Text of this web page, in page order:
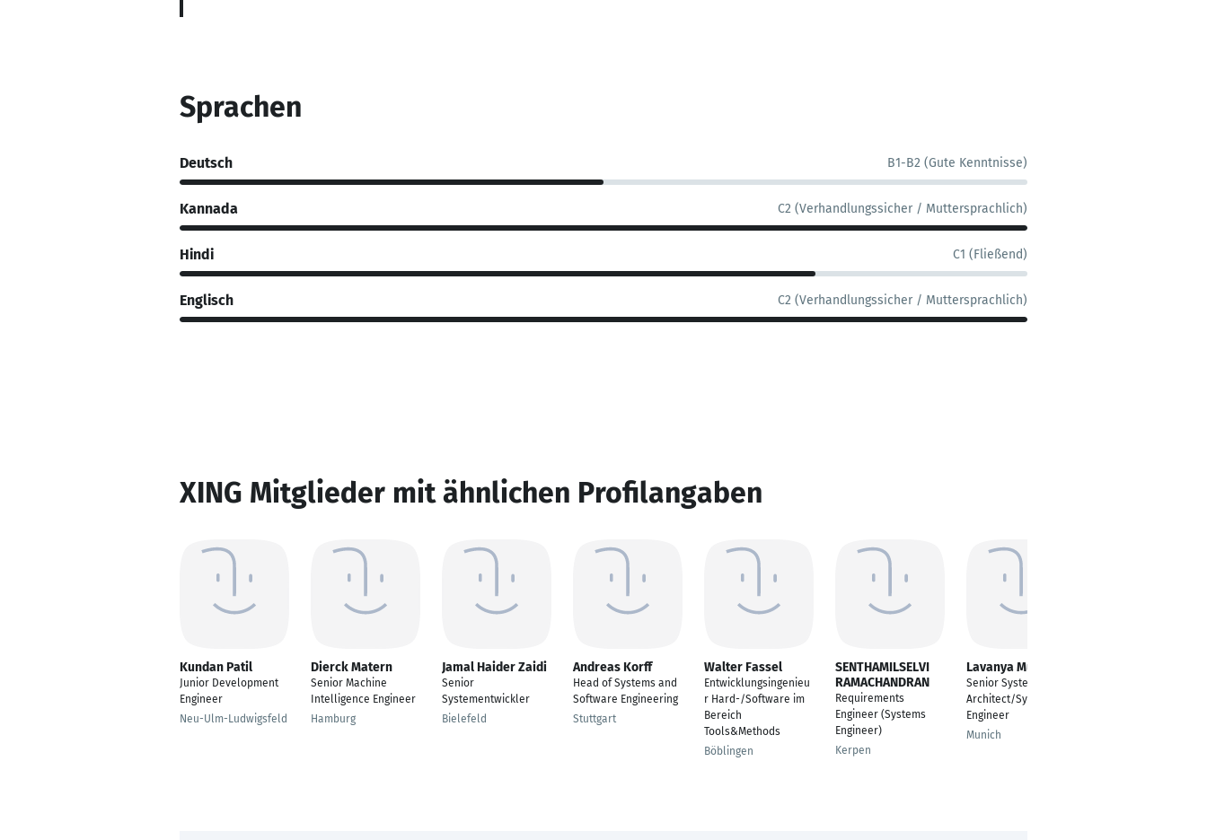
Sprachen
Deutsch B1-B2 (Gute Kenntnisse)
Kannada C2 (Verhandlungssicher / Muttersprachlich)
Hindi C1 (Fließend)
Englisch C2 (Verhandlungssicher / Muttersprachlich)
XING Mitglieder mit ähnlichen Profilangaben
Kundan Patil
Junior Development
Engineer
Neu-Ulm-Ludwigsfeld
Dierck Matern
Senior Machine
Intelligence Engineer
Hamburg
Jamal Haider Zaidi
Senior
Systementwickler
Bielefeld
Andreas Korff
Head of Systems and
Software Engineering
Stuttgart
Walter Fassel
Entwicklungsingenieu
r Hard-/Software im
Bereich
Tools&Methods
Böblingen
SENTHAMILSELVI
RAMACHANDRAN
Requirements
Engineer (Systems
Engineer)
Kerpen
Lavanya Munnangi
Senior System
Architect/Systems
Engineer
Munich